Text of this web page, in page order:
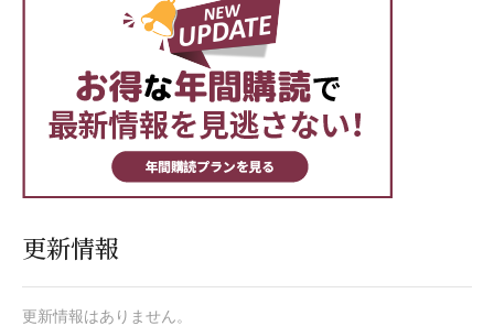
更新情報
更新情報はありません。